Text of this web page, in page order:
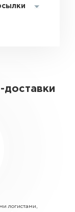
доставки
логистами,